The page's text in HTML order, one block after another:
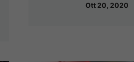
Ott 20, 2020